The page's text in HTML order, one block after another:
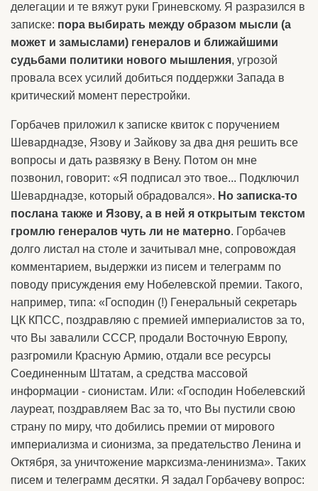
делегации и те вяжут руки Гриневскому. Я разразился в
записке: пора выбирать между образом мысли (а
может и замыслами) генералов и ближайшими
судьбами политики нового мышления, угрозой
провала всех усилий добиться поддержки Запада в
критический момент перестройки.
Горбачев приложил к записке квиток с поручением
Шеварднадзе, Язову и Зайкову за два дня решить все
вопросы и дать развязку в Вену. Потом он мне
позвонил, говорит: «Я подписал это твое... Подключил
Шеварднадзе, который обрадовался». Но записка-то
послана также и Язову, а в ней я открытым текстом
громлю генералов чуть ли не матерно. Горбачев
долго листал на столе и зачитывал мне, сопровождая
комментарием, выдержки из писем и телеграмм по
поводу присуждения ему Нобелевской премии. Такого,
например, типа: «Господин (!) Генеральный секретарь
ЦК КПСС, поздравляю с премией империалистов за то,
что Вы завалили СССР, продали Восточную Европу,
разгромили Красную Армию, отдали все ресурсы
Соединенным Штатам, а средства массовой
информации - сионистам. Или: «Господин Нобелевский
лауреат, поздравляем Вас за то, что Вы пустили свою
страну по миру, что добились премии от мирового
империализма и сионизма, за предательство Ленина и
Октября, за уничтожение марксизма-ленинизма». Таких
писем и телеграмм десятки. Я задал Горбачеву вопрос: